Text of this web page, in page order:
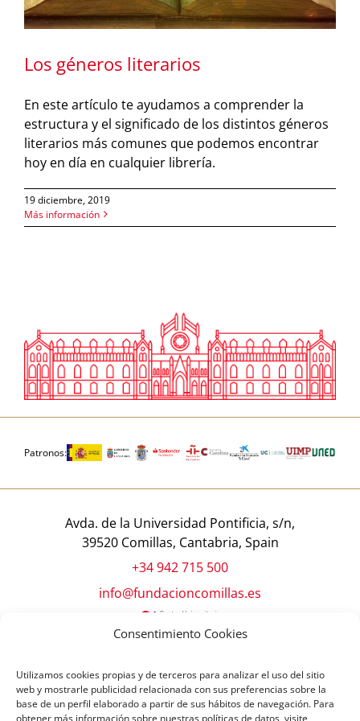
Consentimiento Cookies
Utilizamos cookies propias y de terceros para analizar el uso del sitio
web y mostrarle publicidad relacionada con sus preferencias sobre la
base de un perfil elaborado a partir de sus hábitos de navegación. Para
obtener más información sobre nuestras políticas de datos, visite
Los géneros literarios
En este artículo te ayudamos a comprender la
estructura y el significado de los distintos géneros
literarios más comunes que podemos encontrar
hoy en día en cualquier librería.
19 diciembre, 2019
Más información
Patronos:
Avda. de la Universidad Pontificia, s/n,
39520 Comillas, Cantabria, Spain
+34 942 715 500
info@fundacioncomillas.es